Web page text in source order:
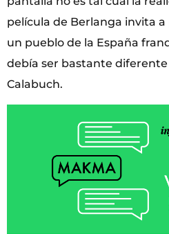
película de Berlanga invita
un pueblo de la España
debía ser bastante
Calabuch.